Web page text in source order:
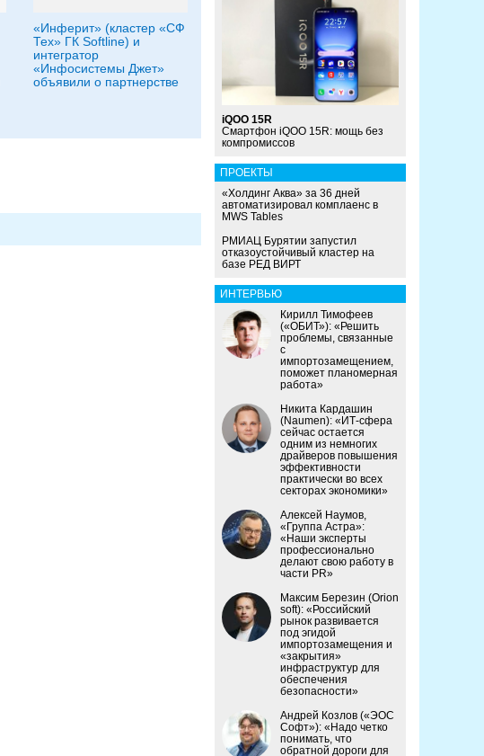
«Инферит» (кластер «СФ
Тех» ГК Softline) и
интегратор
«Инфосистемы Джет»
объявили о партнерстве
iQOO 15R
Смартфон iQOO 15R: мощь без
компромиссов
ПРОЕКТЫ
«Холдинг Аква» за 36 дней
автоматизировал комплаенс в
MWS Tables
РМИАЦ Бурятии запустил
отказоустойчивый кластер на
базе РЕД ВИРТ
ИНТЕРВЬЮ
Кирилл Тимофеев
(«ОБИТ»): «Решить
проблемы, связанные
с
импортозамещением,
поможет планомерная
работа»
Никита Кардашин
(Naumen): «ИТ-сфера
сейчас остается
одним из немногих
драйверов повышения
эффективности
практически во всех
секторах экономики»
Алексей Наумов,
«Группа Астра»:
«Наши эксперты
профессионально
делают свою работу в
части PR»
Максим Березин (Orion
soft): «Российский
рынок развивается
под эгидой
импортозамещения и
«закрытия»
инфраструктур для
обеспечения
безопасности»
Андрей Козлов («ЭОС
Софт»): «Надо четко
понимать, что
обратной дороги для